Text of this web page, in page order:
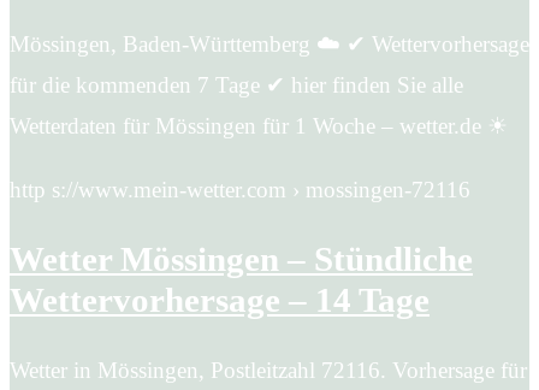
Mössingen, Baden-Württemberg ☁️ ✔ Wettervorhersage
für die kommenden 7 Tage ✔ hier finden Sie alle
Wetterdaten für Mössingen für 1 Woche – wetter.de ☀
http s://www.mein-wetter.com › mossingen-72116
Wetter Mössingen – Stündliche
Wettervorhersage – 14 Tage
Wetter in Mössingen, Postleitzahl 72116. Vorhersage für